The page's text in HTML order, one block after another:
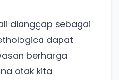
dianggap sebagai
dapat
berharga
otak kita